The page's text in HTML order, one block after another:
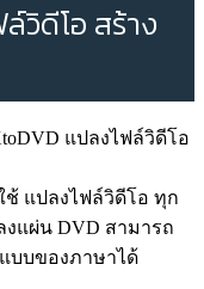
วิดีโอ สร้าง
ช้ แปลงไฟล์วิดีโอ ทุก
แผ่น DVD สามารถ
บบของภาษาได้